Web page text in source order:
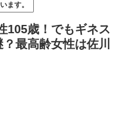
ます。
105歳！でもギネス
最高齢女性は佐川